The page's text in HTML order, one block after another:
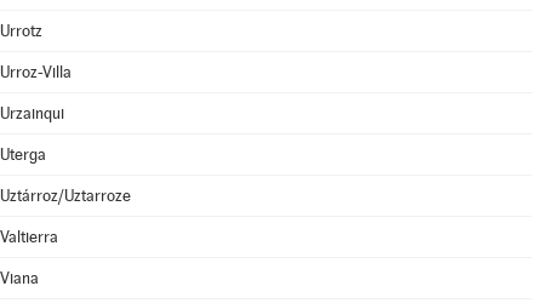
Urrotz
Urroz-Villa
Urzainqui
Uterga
Uztárroz/Uztarroze
Valtierra
Viana